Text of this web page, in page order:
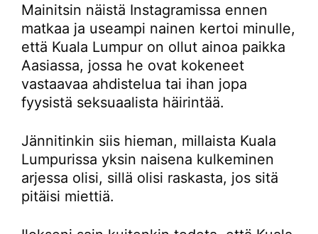
Mainitsin näistä Instagramissa ennen
matkaa ja useampi nainen kertoi minulle,
että Kuala Lumpur on ollut ainoa paikka
Aasiassa, jossa he ovat kokeneet
vastaavaa ahdistelua tai ihan jopa
fyysistä seksuaalista häirintää.
Jännitinkin siis hieman, millaista Kuala
Lumpurissa yksin naisena kulkeminen
arjessa olisi, sillä olisi raskasta, jos sitä
pitäisi miettiä.